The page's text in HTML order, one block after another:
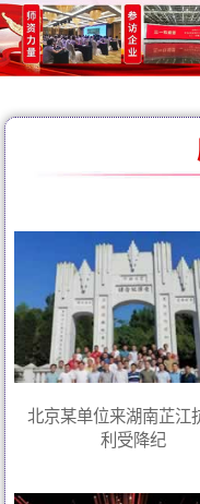
北京某单位来湖南芷江
利受降纪